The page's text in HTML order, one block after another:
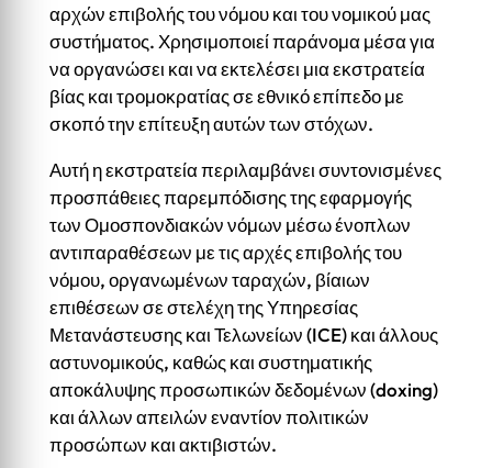
αρχών επιβολής του νόμου και του νομικού μας
συστήματος. Χρησιμοποιεί παράνομα μέσα για
να οργανώσει και να εκτελέσει μια εκστρατεία
βίας και τρομοκρατίας σε εθνικό επίπεδο με
σκοπό την επίτευξη αυτών των στόχων.
Αυτή η εκστρατεία περιλαμβάνει συντονισμένες
προσπάθειες παρεμπόδισης της εφαρμογής
των Ομοσπονδιακών νόμων μέσω ένοπλων
αντιπαραθέσεων με τις αρχές επιβολής του
νόμου, οργανωμένων ταραχών, βίαιων
επιθέσεων σε στελέχη της Υπηρεσίας
Μετανάστευσης και Τελωνείων (ICE) και άλλους
αστυνομικούς, καθώς και συστηματικής
αποκάλυψης προσωπικών δεδομένων (doxing)
και άλλων απειλών εναντίον πολιτικών
προσώπων και ακτιβιστών.